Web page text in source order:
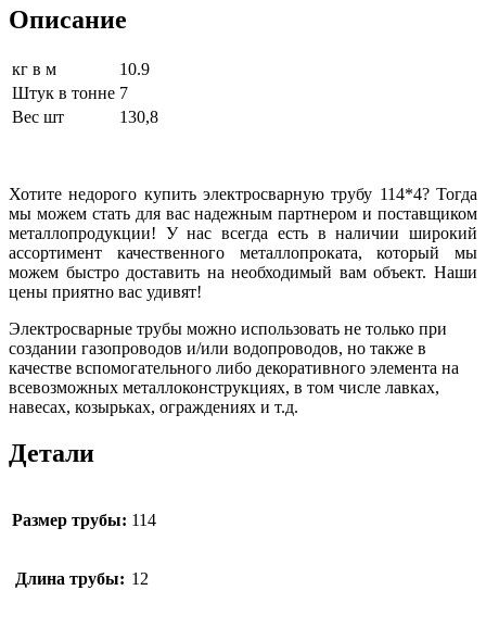
Описание
кг в м
10.9
Штук в тонне 7
Вес шт
130,8
Хотите недорого купить электросварную трубу 114*4? Тогда
мы можем стать для вас надежным партнером и поставщиком
металлопродукции! У нас всегда есть в наличии широкий
ассортимент качественного металлопроката, который мы
можем быстро доставить на необходимый вам объект. Наши
цены приятно вас удивят!
Электросварные трубы можно использовать не только при
создании газопроводов и/или водопроводов, но также в
качестве вспомогательного либо декоративного элемента на
всевозможных металлоконструкциях, в том числе лавках,
навесах, козырьках, ограждениях и т.д.
Детали
Размер трубы: 114
Длина трубы: 12